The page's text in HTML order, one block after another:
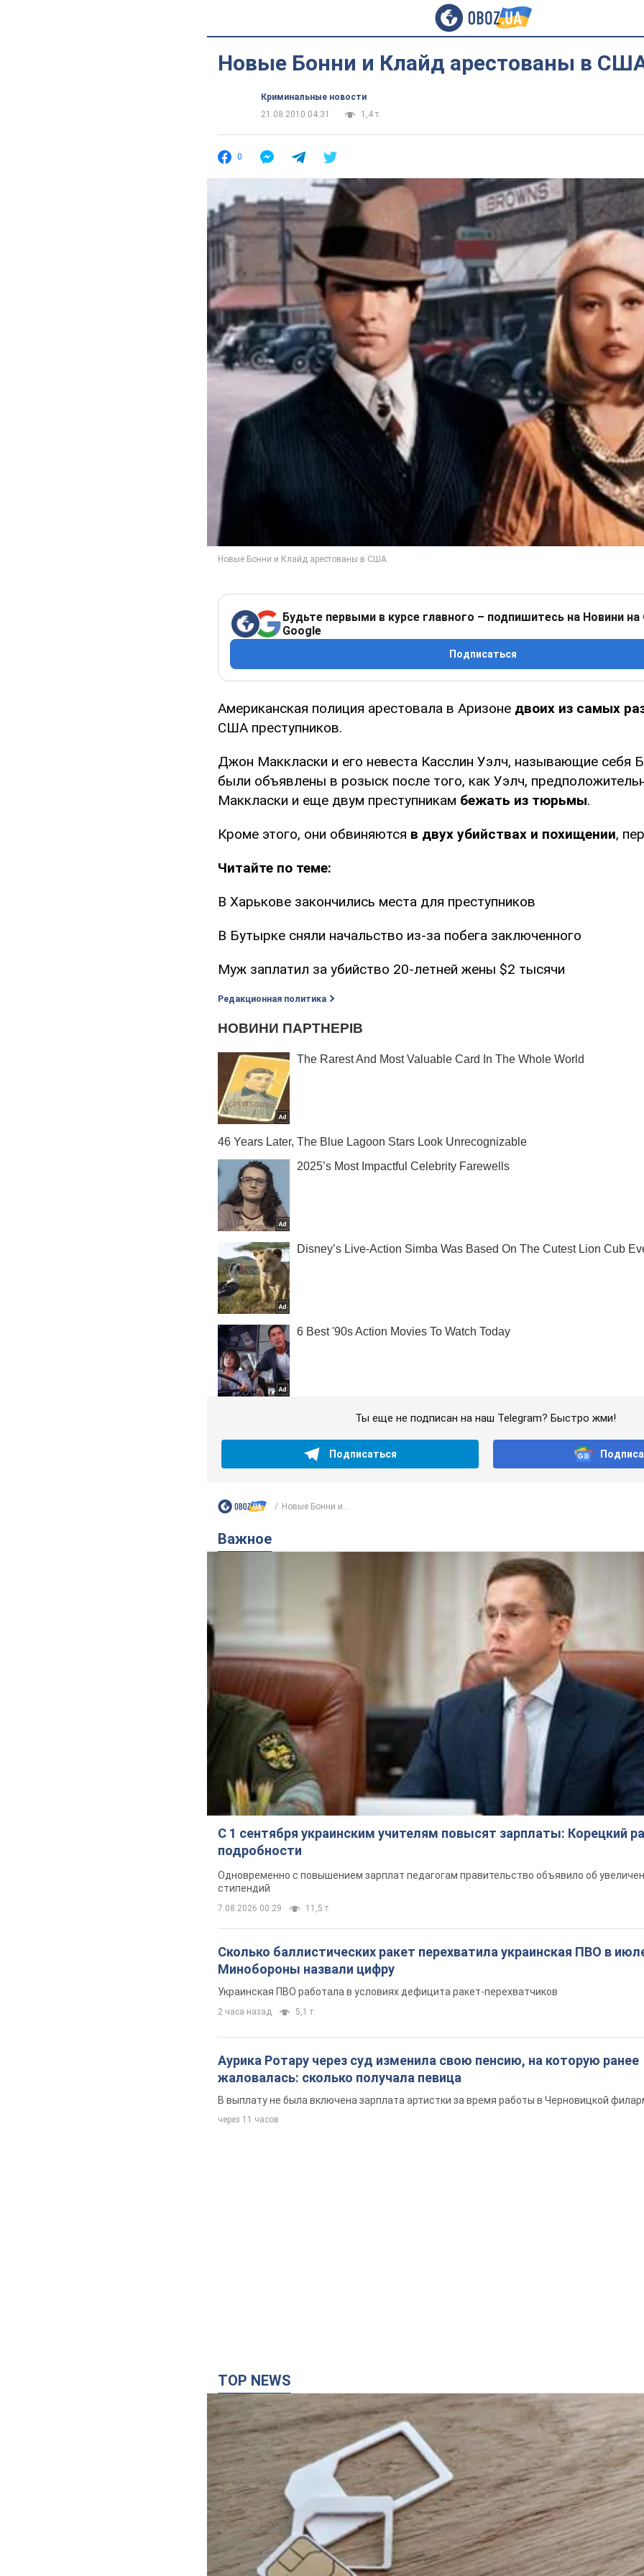
Новые Бонни и Клайд арестованы в
Криминальные новости
21.08.2010 04:31
1,4 т.
0
Будьте первыми в курсе главного – подпишитесь на Новини на
Google
Подписаться
Американская полиция арестовала в Аризоне двоих из самых
США преступников.
Джон Маккласки и его невеста Касслин Уэлч, называющие себя
были объявлены в розыск после того, как Уэлч,
Маккласки и еще двум преступникам бежать из тюрьмы.
Кроме этого, они обвиняются в двух убийствах и похищении,
Читайте по теме:
В Харькове закончились места для преступников
В Бутырке сняли начальство из-за побега заключенного
Муж заплатил за убийство 20-летней жены $2 тысячи
Редакционная политика
Ты еще не подписан на наш Telegram? Быстро жми!
Подписаться
Новые Бонни и...
Важное
С 1 сентября украинским учителям повысят зарплаты: Корецкий
подробности
Одновременно с повышением зарплат педагогам правительство объявило об
стипендий
7.08.2026 00:29 11,5 т.
Сколько баллистических ракет перехватила украинская ПВО в
Минобороны назвали цифру
Украинская ПВО работала в условиях дефицита ракет-перехватчиков
2 часа назад 5,1 т.
Аурика Ротару через суд изменила свою пенсию, на которую ранее
жаловалась: сколько получала певица
В выплату не была включена зарплата артистки за время работы в Черновицкой
через 11 часов
TOP NEWS